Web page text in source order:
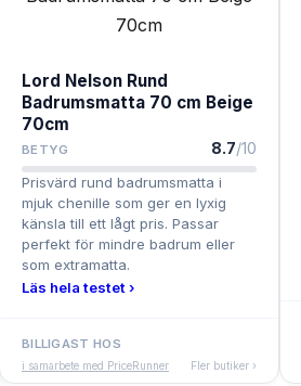
Lord Nelson Rund
Badrumsmatta 70 cm Beige
70cm
BETYG 8.7/10
Prisvärd rund badrumsmatta i
mjuk chenille som ger en lyxig
känsla till ett lågt pris. Passar
perfekt för mindre badrum eller
som extramatta.
Läs hela testet ›
BILLIGAST HOS
i samarbete med PriceRunner Fler butiker ›